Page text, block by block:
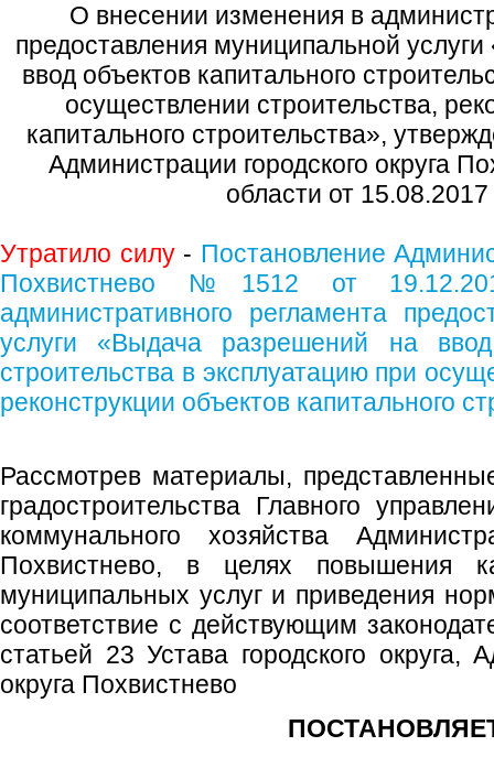
О внесении изменения в
предоставления муниципальной
ввод объектов капитального
осуществлении строительства,
капитального строительства»,
Администрации городского округа
области от
Утратило силу- Постановление
Похвистнево №1512 от
административного регламента
услуги «Выдача разрешений на ввод
строительства в эксплуатацию при
реконструкции объектов капитального
Рассмотрев материалы,
градостроительства Главного
коммунального хозяйства
Похвистнево, в целях повышения
муниципальных услуг и приведения
соответствие с действующим
статьей 23 Устава городского округа,
округа Похвистнево